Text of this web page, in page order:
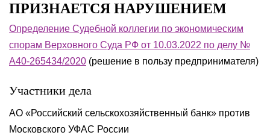
ПРИЗНАЕТСЯ НАРУШЕНИЕМ
Определение Судебной коллегии по экономическим
спорам Верховного Суда РФ от 10.03.2022 по делу №
А40-265434/2020 (решение в пользу предпринимателя)
Участники дела
АО «Российский сельскохозяйственный банк» против
Московского УФАС России